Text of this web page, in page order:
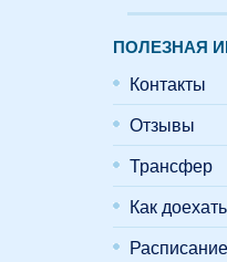
ПОЛЕЗНАЯ
Контакты
Отзывы
Трансфер
Как доехать